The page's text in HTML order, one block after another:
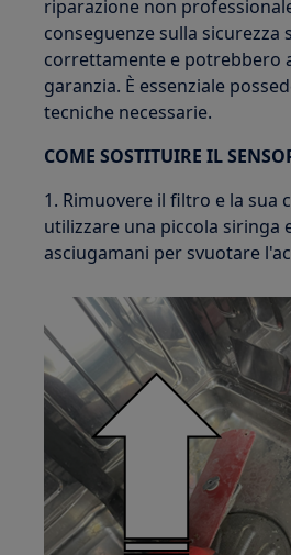
riparazione non
conseguenze sulla sicurezza
correttamente e potrebbero
garanzia. È essenziale
tecniche necessarie.
COME SOSTITUIRE IL
1. Rimuovere il filtro e la sua
utilizzare una piccola siringa
asciugamani per svuotare